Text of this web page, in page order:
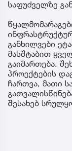
საფუძველზე
განხილვები
მასშტაბით
გაიმართება.
პროექტების
ჩართვა, მათი
შესახებ